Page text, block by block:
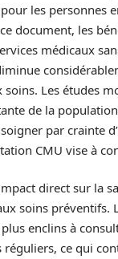
pour les personnes
document, les
médicaux
Les études
de la
par crainte
CMU vise à
direct sur la
soins préventifs.
enclins à
réguliers, ce qui